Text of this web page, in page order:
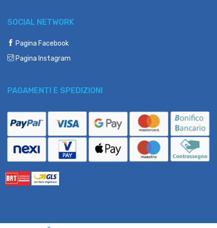
SOCIAL NETWORK
Pagina Facebook
Pagina Instagram
PAGAMENTI E SPEDIZIONI